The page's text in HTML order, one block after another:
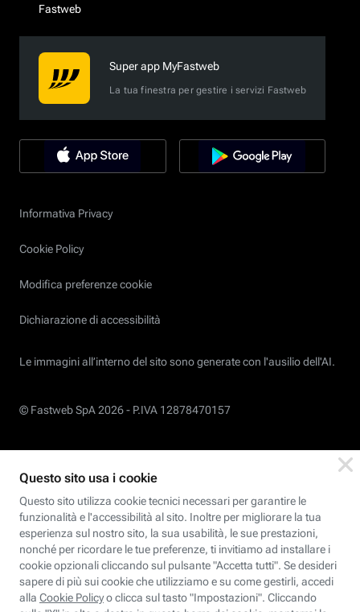
Fastweb
Super app MyFastweb
La tua finestra per gestire i servizi Fastweb
Informativa Privacy
Cookie Policy
Modifica preferenze cookie
Dichiarazione di accessibilità
Le immagini all’interno del sito sono generate con l'ausilio dell'AI.
© Fastweb SpA 2026 - P.IVA 12878470157